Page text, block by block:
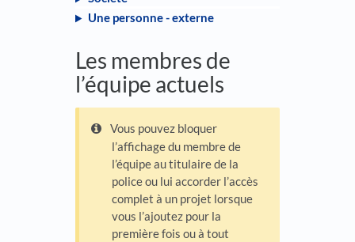
Une personne - externe
Les membres de
l’équipe actuels
Vous pouvez bloquer
l’affichage du membre de
l’équipe au titulaire de la
police ou lui accorder l’accès
complet à un projet lorsque
vous l’ajoutez pour la
première fois ou à tout